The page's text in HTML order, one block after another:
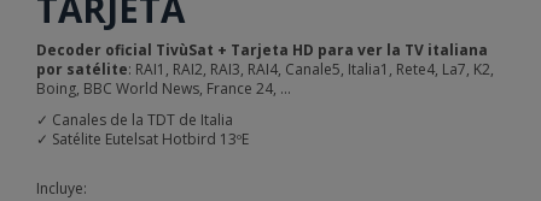
Decoder oficial TivùSat + Tarjeta HD para ver la TV italiana
por satélite: RAI1, RAI2, RAI3, RAI4, Canale5, Italia1, Rete4, La7, K2,
Boing, BBC World News, France 24, ...
✓ Canales de la TDT de Italia
✓ Satélite Eutelsat Hotbird 13ºE
Incluye: